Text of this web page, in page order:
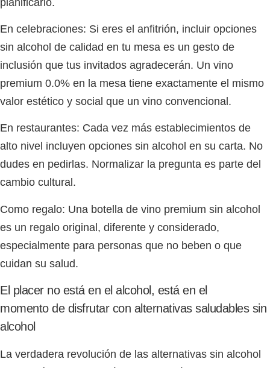
En celebraciones: Si eres el anfitrión, incluir opciones
sin alcohol de calidad en tu mesa es un gesto de
inclusión que tus invitados agradecerán. Un vino
premium 0.0% en la mesa tiene exactamente el mismo
valor estético y social que un vino convencional.
En restaurantes: Cada vez más establecimientos de
alto nivel incluyen opciones sin alcohol en su carta. No
dudes en pedirlas. Normalizar la pregunta es parte del
cambio cultural.
Como regalo: Una botella de vino premium sin alcohol
es un regalo original, diferente y considerado,
especialmente para personas que no beben o que
cuidan su salud.
El placer no está en el alcohol, está en el
momento de disfrutar con alternativas saludables sin
alcohol
La verdadera revolución de las alternativas sin alcohol